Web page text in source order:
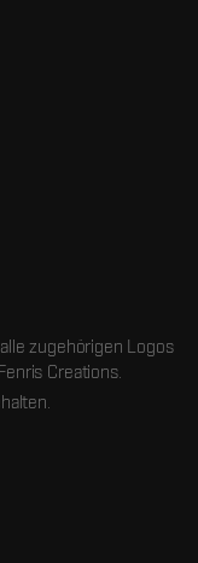
zugehörigen Logos
Creations.